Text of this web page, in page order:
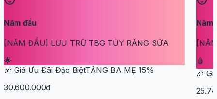
Năm đầu
[NĂM ĐẦU] LƯU TRỮ TBG TỦY RĂNG SỮA
🌟
🎉 Giá Ưu Đãi Đặc BiệtTẶNG BA MẸ 15%
30.600.000đ
Năm
🩸
🎉